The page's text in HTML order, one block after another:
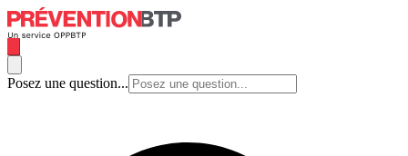
Posez une question...